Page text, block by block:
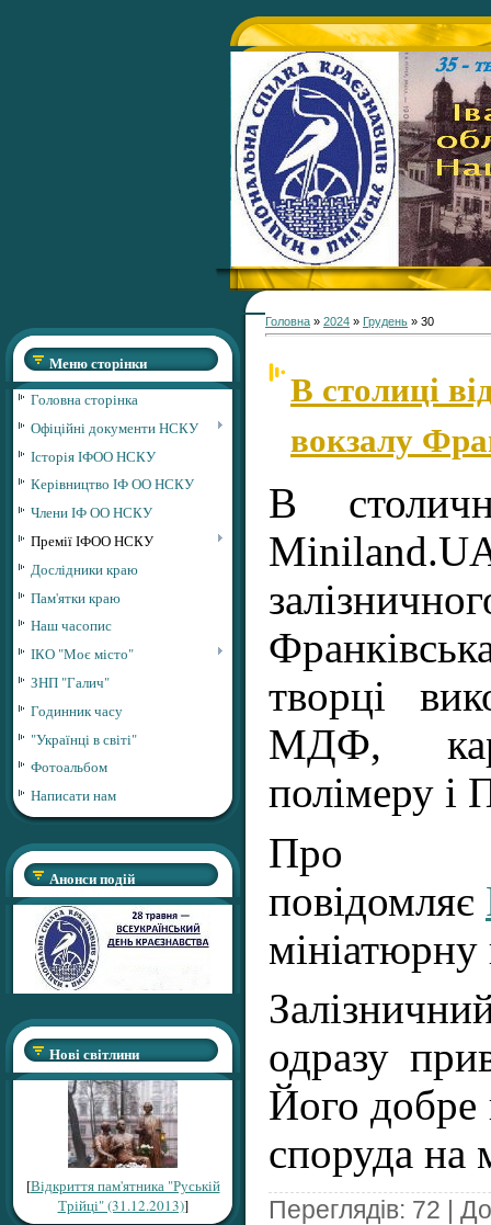
Меню сторінки
Головна сторінка
Офіційні документи НСКУ
Історія ІФОО НСКУ
Керівництво ІФ ОО НСКУ
Члени ІФ ОО НСКУ
Премії ІФОО НСКУ
Дослідники краю
Пам'ятки краю
Наш часопис
ІКО "Моє місто"
ЗНП "Галич"
Годинник часу
"Українці в світі"
Фотоальбом
Написати нам
Анонси подій
Нові світлини
[Відкриття пам'ятника "Руській
Трійці" (31.12.2013)]
Головна » 2024 » Грудень » 30
В столиці
вокзалу
В
творці
МДФ,
полімеру і
повідомляє
одразу
Його добре
споруда на
Переглядів: 72 |